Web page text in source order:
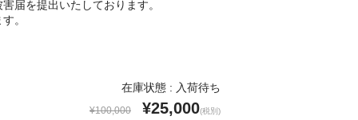
届を提出いたしております。
。
在庫状態 : 入荷待ち
¥100,000 ¥25,000(税別)